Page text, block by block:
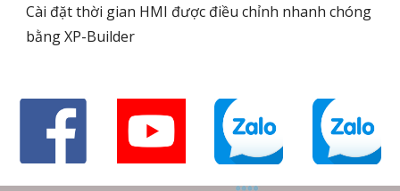
Cài đặt thời gian HMI được điều chỉnh nhanh chóng
bằng XP-Builder